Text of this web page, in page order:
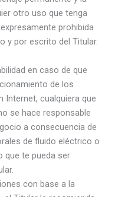
otro uso que tenga
prohibida
y por escrito del Titular.
en caso de que
de los
cualquiera que
se hace responsable
a consecuencia de
de fluido eléctrico o
que te pueda ser
con base a la